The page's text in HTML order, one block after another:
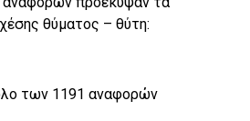
θύματος – θύτη:
των 1191 αναφορών